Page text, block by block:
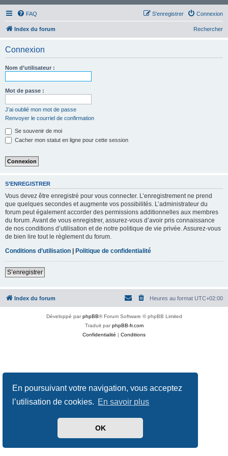
En poursuivant votre navigation, vous acceptez
l’utilisation de cookies. En savoir plus
OK
FAQ Connexion
S’enregistrer
Index du forum Rechercher
Connexion
Nom d’utilisateur :
Mot de passe :
J’ai oublié mon mot de passe
Renvoyer le courriel de confirmation
Se souvenir de moi
Cacher mon statut en ligne pour cette session
S’ENREGISTRER
Vous devez être enregistré pour vous connecter. L’enregistrement ne prend
que quelques secondes et augmente vos possibilités. L’administrateur du
forum peut également accorder des permissions additionnelles aux membres
du forum. Avant de vous enregistrer, assurez-vous d’avoir pris connaissance
de nos conditions d’utilisation et de notre politique de vie privée. Assurez-vous
de bien lire tout le règlement du forum.
Conditions d’utilisation | Politique de confidentialité
S’enregistrer
Index du forum Heures au format UTC+02:00
Développé parphpBB® Forum Software © phpBB Limited
Traduit parphpBB-fr.com
Confidentialité | Conditions